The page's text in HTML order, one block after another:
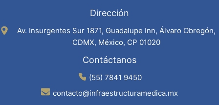
Dirección
Av. Insurgentes Sur 1871, Guadalupe Inn, Álvaro Obregón,
CDMX, México, CP 01020
Contáctanos
(55) 7841 9450
contacto@infraestructuramedica.mx